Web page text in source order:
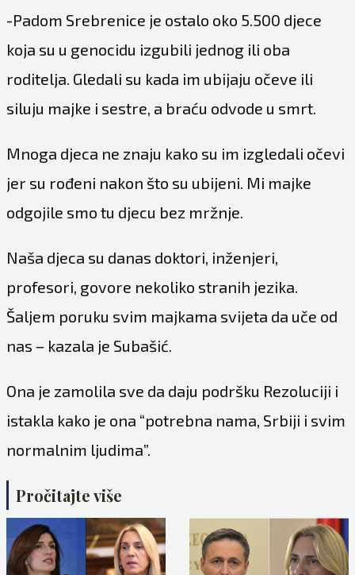
-Padom Srebrenice je ostalo oko 5.500 djece
koja su u genocidu izgubili jednog ili oba
roditelja. Gledali su kada im ubijaju očeve ili
siluju majke i sestre, a braću odvode u smrt.
Mnoga djeca ne znaju kako su im izgledali očevi
jer su rođeni nakon što su ubijeni. Mi majke
odgojile smo tu djecu bez mržnje.
Naša djeca su danas doktori, inženjeri,
profesori, govore nekoliko stranih jezika.
Šaljem poruku svim majkama svijeta da uče od
nas – kazala je Subašić.
Ona je zamolila sve da daju podršku Rezoluciji i
istakla kako je ona “potrebna nama, Srbiji i svim
normalnim ljudima”.
Pročitajte više